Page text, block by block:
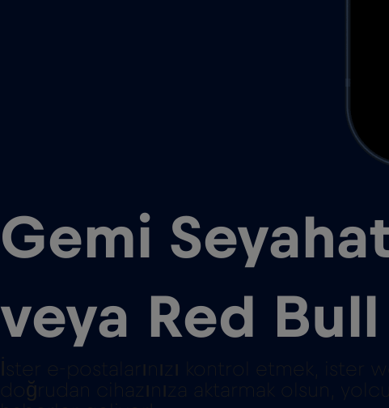
Gemi
veya Red
İster e-postalarınızı kontrol etmek, ister
doğrudan cihazınıza aktarmak olsun,